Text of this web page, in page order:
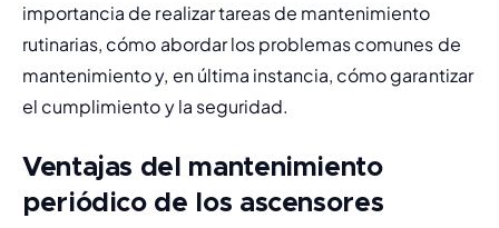
importancia de realizar tareas de mantenimiento
rutinarias, cómo abordar los problemas comunes de
mantenimiento y, en última instancia, cómo garantizar
el cumplimiento y la seguridad.
Ventajas del mantenimiento
periódico de los ascensores